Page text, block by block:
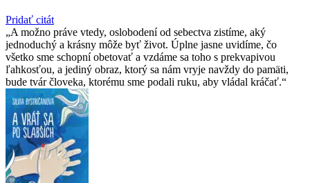
Pridať citát
A možno práve vtedy, oslobodení od sebectva zistíme, aký
jednoduchý a krásny môže byť život. Úplne jasne uvidíme, čo
všetko sme schopní obetovať a vzdáme sa toho s prekvapivou
ľahkosťou, a jediný obraz, ktorý sa nám vryje navždy do pamäti,
bude tvár človeka, ktorému sme podali ruku, aby vládal kráčať.